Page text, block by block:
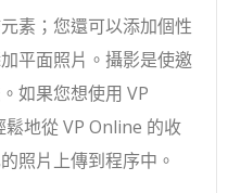
素；您還可以添加個性
平面照片。攝影是使邀
如果您想使用 VP
地從 VP Online 的收
照片上傳到程序中。